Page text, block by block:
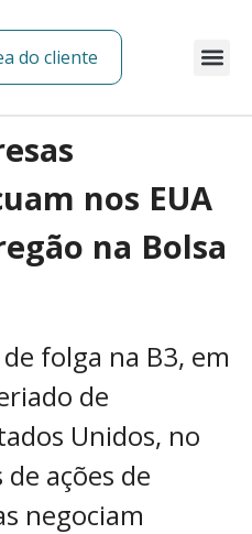
do cliente
nos EUA
na Bolsa
folga na B3, em
de
Unidos, no
ações de
negociam